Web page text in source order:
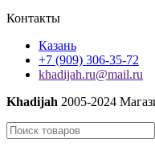
даты
Контакты
Казань
+7 (909) 306-35-72
khadijah.ru@mail.ru
Khadijah 2005-2024